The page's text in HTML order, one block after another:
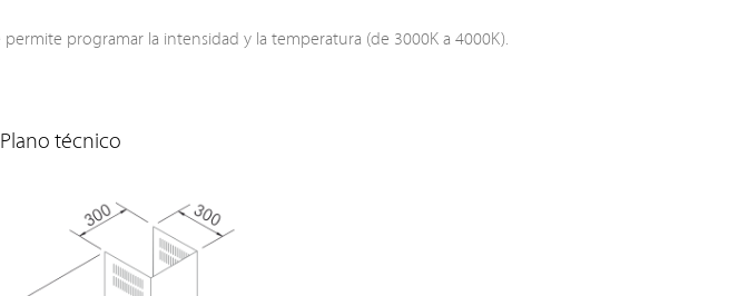
programar la intensidad y la temperatura (de 3000K a 4000K).
Plano técnico